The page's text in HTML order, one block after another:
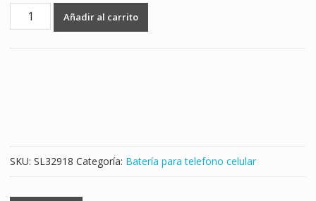
Batería
telefono
cantidad
Añadir al carrito
SKU: SL32918 Categoría: Batería para telefono celular